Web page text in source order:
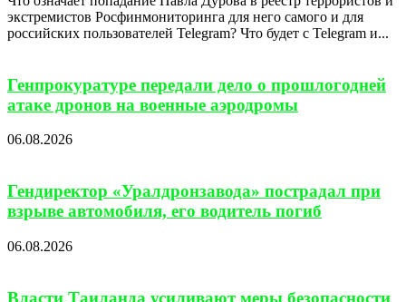
экстремистов Росфинмониторинга для него самого и для
российских пользователей Telegram? Что будет с Telegram и...
Генпрокуратуре передали дело о прошлогодней
атаке дронов на военные аэродромы
06.08.2026
Гендиректор «Уралдронзавода» пострадал при
взрыве автомобиля, его водитель погиб
06.08.2026
Власти Таиланда усиливают меры безопасности